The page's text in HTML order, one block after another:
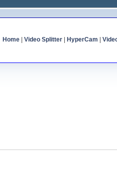
Home| Video Splitter| HyperCam